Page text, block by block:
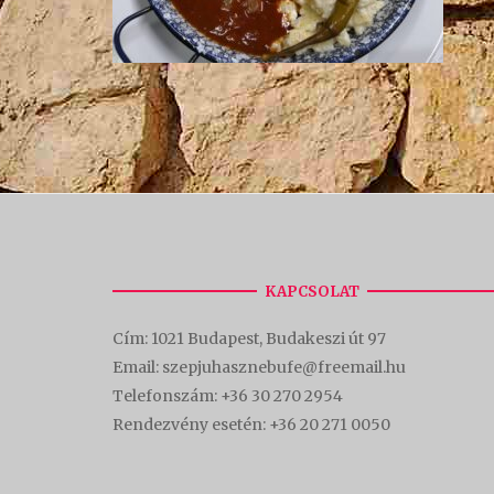
KAPCSOLAT
Cím: 1021 Budapest, Budakeszi út 97
Email: szepjuhasznebufe@freemail.hu
Telefonszám: +36 30 270 2954
Rendezvény esetén: +36 20 271 0050